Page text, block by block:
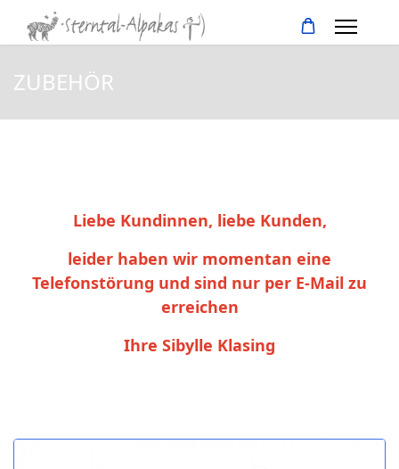
ZUBEHÖR
Liebe Kundinnen, liebe Kunden,
leider haben wir momentan eine
Telefonstörung und sind nur per E-Mail zu
erreichen
Ihre Sibylle Klasing